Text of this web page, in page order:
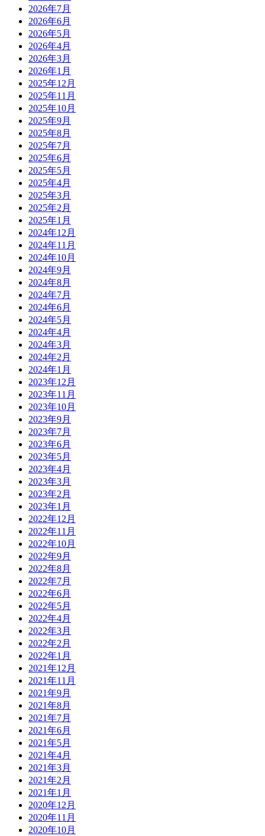
2026年7月
2026年6月
2026年5月
2026年4月
2026年3月
2026年1月
2025年12月
2025年11月
2025年10月
2025年9月
2025年8月
2025年7月
2025年6月
2025年5月
2025年4月
2025年3月
2025年2月
2025年1月
2024年12月
2024年11月
2024年10月
2024年9月
2024年8月
2024年7月
2024年6月
2024年5月
2024年4月
2024年3月
2024年2月
2024年1月
2023年12月
2023年11月
2023年10月
2023年9月
2023年7月
2023年6月
2023年5月
2023年4月
2023年3月
2023年2月
2023年1月
2022年12月
2022年11月
2022年10月
2022年9月
2022年8月
2022年7月
2022年6月
2022年5月
2022年4月
2022年3月
2022年2月
2022年1月
2021年12月
2021年11月
2021年9月
2021年8月
2021年7月
2021年6月
2021年5月
2021年4月
2021年3月
2021年2月
2021年1月
2020年12月
2020年11月
2020年10月